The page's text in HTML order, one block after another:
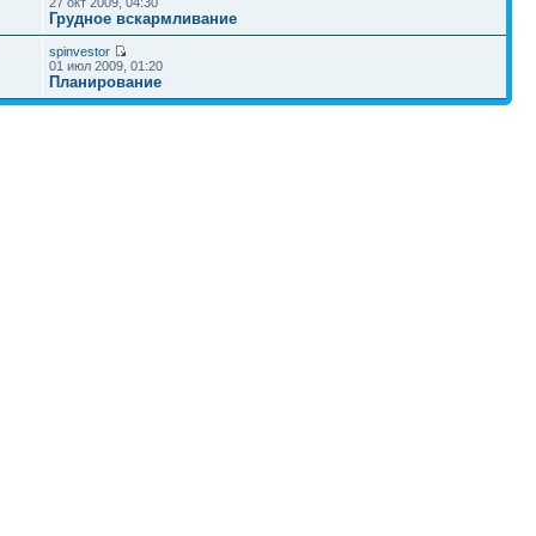
Грудное вскармливание
spinvestor
01 июл 2009, 01:20
Планирование